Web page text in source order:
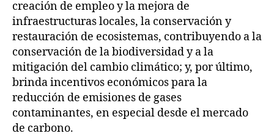
creación de empleo y la mejora de
infraestructuras locales, la conservación y
restauración de ecosistemas, contribuyendo a la
conservación de la biodiversidad y a la
mitigación del cambio climático; y, por último,
brinda incentivos económicos para la
reducción de emisiones de gases
contaminantes, en especial desde el mercado
de carbono.